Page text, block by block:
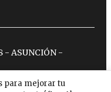
para mejorar tu
- ASUNCIÓN -